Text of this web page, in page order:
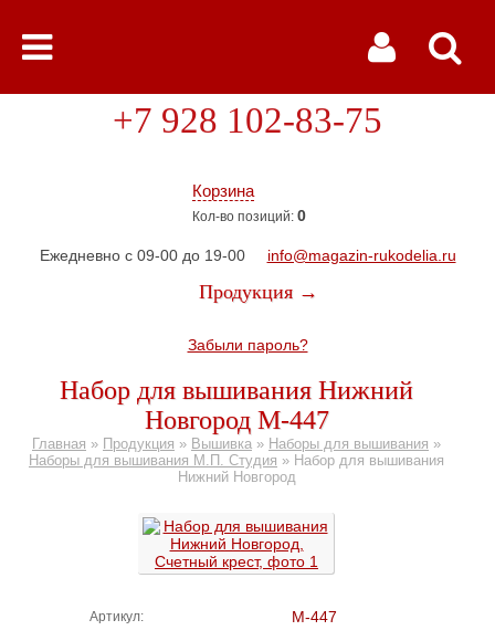
Корзина
Кол-во позиций: 0
+7 928 102-83-75
Ежедневно с 09-00 до 19-00 info@magazin-rukodelia.ru
Продукция →
Забыли пароль?
Набор для вышивания Нижний
Новгород М-447
Главная » Продукция » Вышивка » Наборы для вышивания »
Наборы для вышивания М.П. Студия » Набор для вышивания
Нижний Новгород
Артикул: М-447